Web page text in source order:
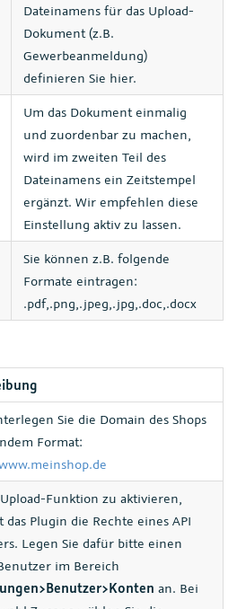
Dateinamens für das Upload-
Dokument (z.B.
Gewerbeanmeldung)
definieren Sie hier.
Um das Dokument einmalig
und zuordenbar zu machen,
wird im zweiten Teil des
Dateinamens ein Zeitstempel
ergänzt. Wir empfehlen diese
Einstellung aktiv zu lassen.
Sie können z.B. folgende
Formate eintragen:
.pdf,.png,.jpeg,.jpg,.doc,.docx
Sie die Domain des Shops
Format:
Funktion zu aktivieren,
das Plugin die Rechte eines API
Legen Sie dafür bitte einen
im Bereich
an. Bei